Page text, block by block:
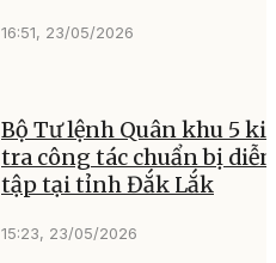
16:51, 23/05/2026
Bộ Tư lệnh Quân khu 5
tra công tác chuẩn bị diễn
tập tại tỉnh Đắk Lắk
15:23, 23/05/2026